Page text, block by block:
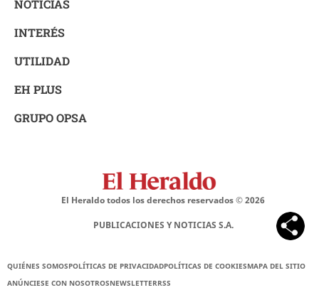
NOTICIAS
INTERÉS
UTILIDAD
EH PLUS
GRUPO OPSA
El Heraldo todos los derechos reservados ©2026
PUBLICACIONES Y NOTICIAS S.A.
QUIÉNES SOMOSPOLÍTICAS DE PRIVACIDADPOLÍTICAS DE COOKIESMAPA DEL SITIO
ANÚNCIESE CON NOSOTROSNEWSLETTERRSS